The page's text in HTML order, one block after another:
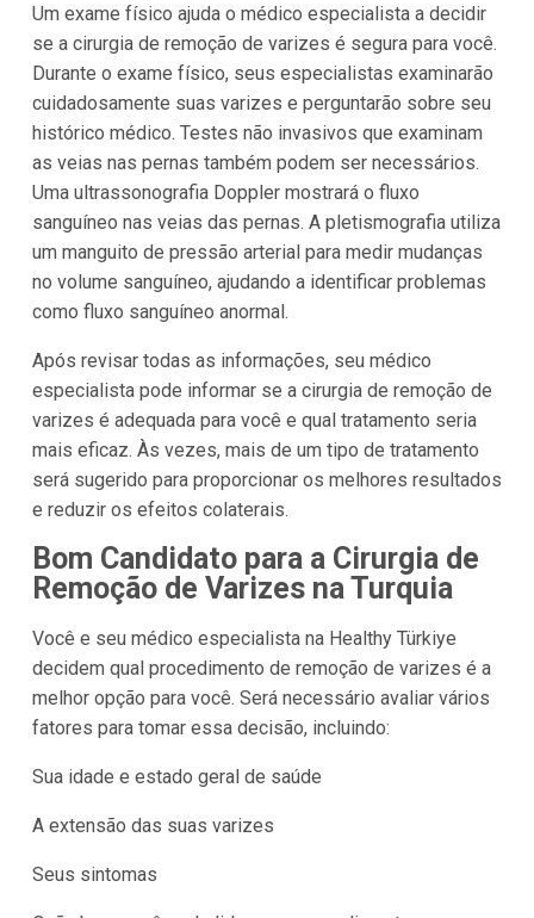
Um exame físico ajuda o médico especialista a decidir
se a cirurgia de remoção de varizes é segura para você.
Durante o exame físico, seus especialistas examinarão
cuidadosamente suas varizes e perguntarão sobre seu
histórico médico. Testes não invasivos que examinam
as veias nas pernas também podem ser necessários.
Uma ultrassonografia Doppler mostrará o fluxo
sanguíneo nas veias das pernas. A pletismografia utiliza
um manguito de pressão arterial para medir mudanças
no volume sanguíneo, ajudando a identificar problemas
como fluxo sanguíneo anormal.
Após revisar todas as informações, seu médico
especialista pode informar se a cirurgia de remoção de
varizes é adequada para você e qual tratamento seria
mais eficaz. Às vezes, mais de um tipo de tratamento
será sugerido para proporcionar os melhores resultados
e reduzir os efeitos colaterais.
Bom Candidato para a Cirurgia de
Remoção de Varizes na Turquia
Você e seu médico especialista na Healthy Türkiye
decidem qual procedimento de remoção de varizes é a
melhor opção para você. Será necessário avaliar vários
fatores para tomar essa decisão, incluindo:
Sua idade e estado geral de saúde
A extensão das suas varizes
Seus sintomas